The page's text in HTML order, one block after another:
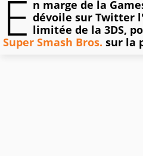
E n marge de la
dévoile sur Twitter
limitée de la 3DS,
Super Smash Bros. sur la